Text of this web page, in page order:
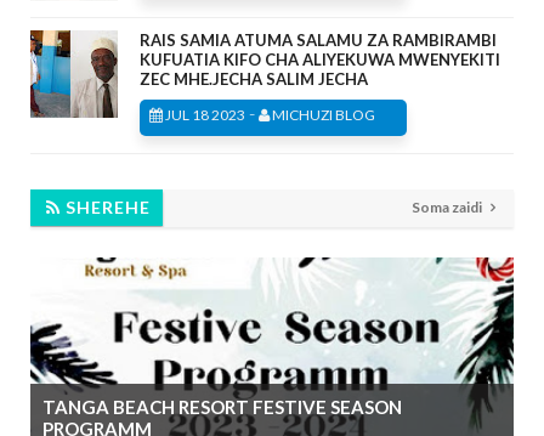
RAIS SAMIA ATUMA SALAMU ZA RAMBIRAMBI
KUFUATIA KIFO CHA ALIYEKUWA MWENYEKITI
ZEC MHE.JECHA SALIM JECHA
JUL 18 2023 - MICHUZI BLOG
SHEREHE Soma zaidi
TANGA BEACH RESORT FESTIVE SEASON
PROGRAMM